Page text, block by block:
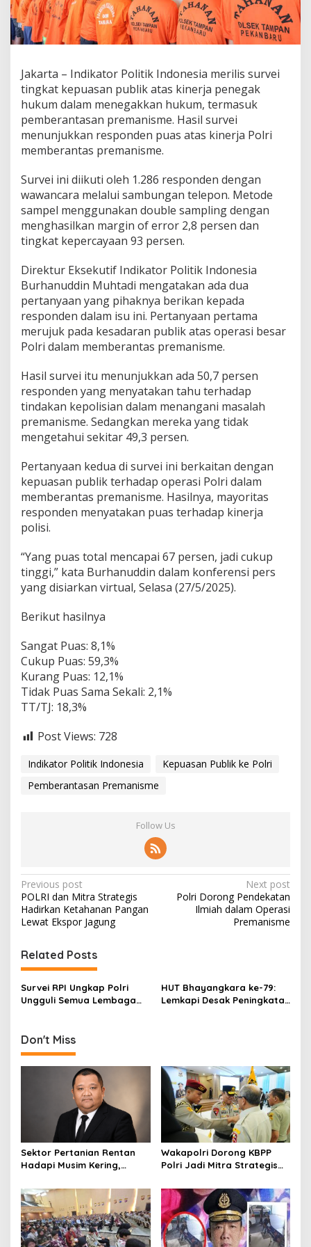
u
a
s
K
n
r
j
a
P
o
i
d
a
l
a
m
e
r
a
n
g
i
P
e
m
a
n
i
s
Jakarta – Indikator Politik Indonesia merilis survei
tingkat kepuasan publik atas kinerja penegak
hukum dalam menegakkan hukum, termasuk
pemberantasan premanisme. Hasil survei
menunjukkan responden puas atas kinerja Polri
memberantas premanisme.
Survei ini diikuti oleh 1.286 responden dengan
wawancara melalui sambungan telepon. Metode
sampel menggunakan double sampling dengan
menghasilkan margin of error 2,8 persen dan
tingkat kepercayaan 93 persen.
Direktur Eksekutif Indikator Politik Indonesia
Burhanuddin Muhtadi mengatakan ada dua
pertanyaan yang pihaknya berikan kepada
responden dalam isu ini. Pertanyaan pertama
merujuk pada kesadaran publik atas operasi besar
Polri dalam memberantas premanisme.
Hasil survei itu menunjukkan ada 50,7 persen
responden yang menyatakan tahu terhadap
tindakan kepolisian dalam menangani masalah
premanisme. Sedangkan mereka yang tidak
mengetahui sekitar 49,3 persen.
Pertanyaan kedua di survei ini berkaitan dengan
kepuasan publik terhadap operasi Polri dalam
memberantas premanisme. Hasilnya, mayoritas
responden menyatakan puas terhadap kinerja
polisi.
“Yang puas total mencapai 67 persen, jadi cukup
tinggi,” kata Burhanuddin dalam konferensi pers
yang disiarkan virtual, Selasa (27/5/2025).
Berikut hasilnya
Sangat Puas: 8,1%
Cukup Puas: 59,3%
Kurang Puas: 12,1%
Tidak Puas Sama Sekali: 2,1%
TT/TJ: 18,3%
Post Views: 728
Indikator Politik Indonesia
Kepuasan Publik ke Polri
Pemberantasan Premanisme
Follow Us
P
o
s
t
n
a
v
g
a
n
Previous post
POLRI dan Mitra Strategis
Hadirkan Ketahanan Pangan
Lewat Ekspor Jagung
Next post
Polri Dorong Pendekatan
Ilmiah dalam Operasi
Premanisme
Related Posts
Survei RPI Ungkap Polri
Ungguli Semua Lembaga
HUT Bhayangkara ke-79:
Lemkapi Desak Peningkatan
Don't Miss
Sektor Pertanian Rentan
Hadapi Musim Kering,
Jadi Solusi
Wakapolri Dorong KBPP
Polri Jadi Mitra Strategis